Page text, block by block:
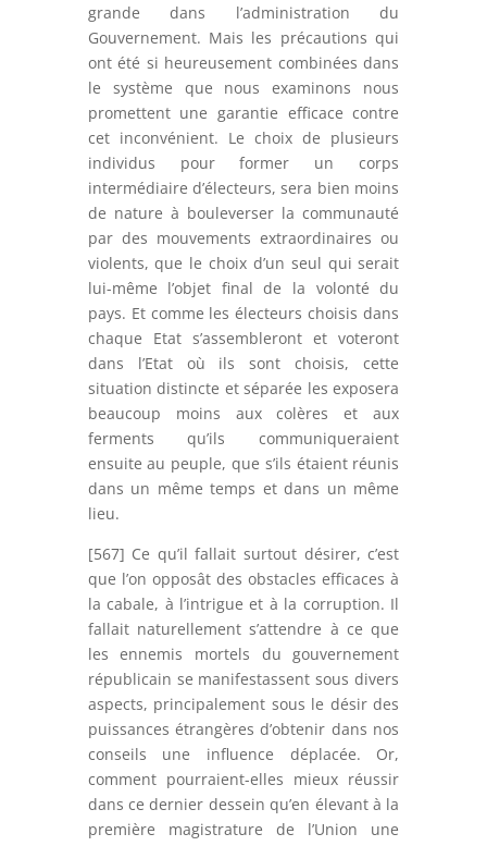
grande dans l’administration du
Gouvernement. Mais les précautions qui
ont été si heureusement combinées dans
le système que nous examinons nous
promettent une garantie efficace contre
cet inconvénient. Le choix de plusieurs
individus pour former un corps
intermédiaire d’électeurs, sera bien moins
de nature à bouleverser la communauté
par des mouvements extraordinaires ou
violents, que le choix d’un seul qui serait
lui-même l’objet final de la volonté du
pays. Et comme les électeurs choisis dans
chaque Etat s’assembleront et voteront
dans l’Etat où ils sont choisis, cette
situation distincte et séparée les exposera
beaucoup moins aux colères et aux
ferments qu’ils communiqueraient
ensuite au peuple, que s’ils étaient réunis
dans un même temps et dans un même
lieu.
[567] Ce qu’il fallait surtout désirer, c’est
que l’on opposât des obstacles efficaces à
la cabale, à l’intrigue et à la corruption. Il
fallait naturellement s’attendre à ce que
les ennemis mortels du gouvernement
républicain se manifestassent sous divers
aspects, principalement sous le désir des
puissances étrangères d’obtenir dans nos
conseils une influence déplacée. Or,
comment pourraient-elles mieux réussir
dans ce dernier dessein qu’en élevant à la
première magistrature de l’Union une